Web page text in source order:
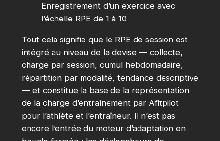
Enregistrement d’un exercice avec
l’échelle RPE de 1 à 10
Tout cela signifie que le RPE de session est
intégré au niveau de la devise — collecte,
charge par session, cumul hebdomadaire,
répartition par modalité, tendance descriptive
— et constitue la base de la représentation
de la charge d’entraînement par Afitpilot
pour l’athlète et l’entraîneur. Il n’est pas
encore l’entrée du moteur d’adaptation en